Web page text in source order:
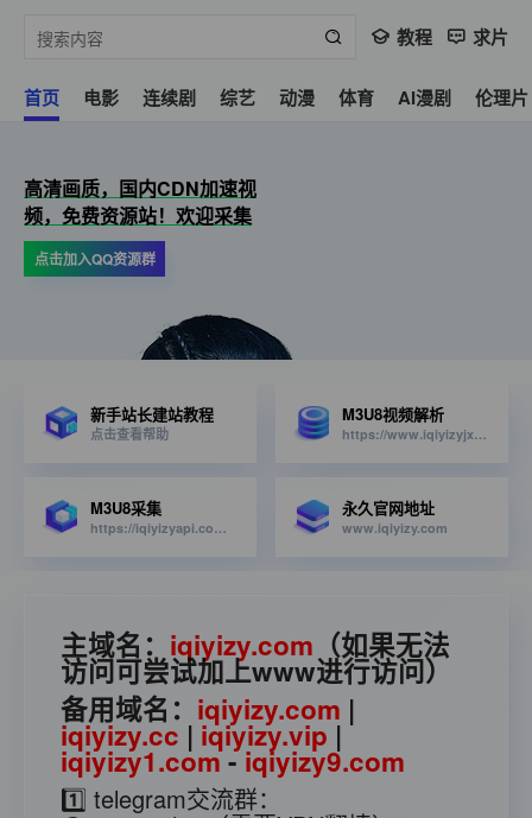
教程 求片
首页 电影 连续剧 综艺 动漫 体育 AI漫剧 伦理片
高清画质，国内CDN加速视
频，免费资源站！欢迎采集
点击加入QQ资源群
新手站长建站教程
点击查看帮助
M3U8视频解析
https://www.iqiyizyjx.com/?url=
M3U8采集
https://iqiyizyapi.com/api.php/provide/vod/from/snm3u8/at/xml
永久官网地址
www.iqiyizy.com
主域名： iqiyizy.com （如果无法
访问可尝试加上www进行访问）
备用域名： iqiyizy.com |
iqiyizy.cc | iqiyizy.vip |
iqiyizy1.com-iqiyizy9.com
1️⃣ telegram交流群：